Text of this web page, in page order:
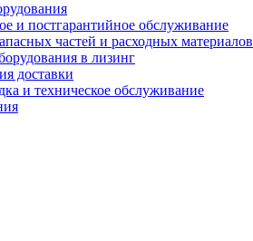
и постгарантийное обслуживание
частей и расходных материалов
в лизинг
доставки
и техническое обслуживание